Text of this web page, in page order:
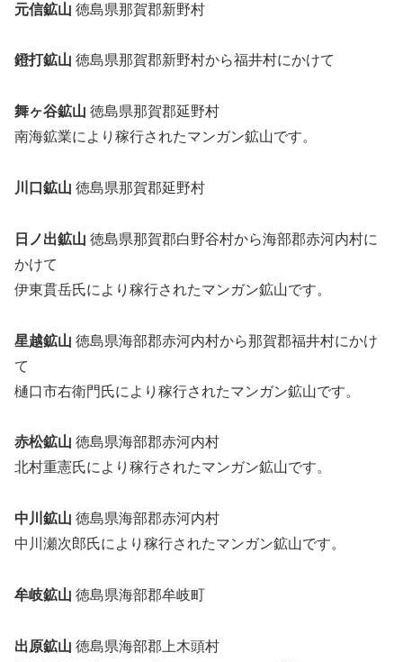
元信鉱山 徳島県那賀郡新野村
鐙打鉱山 徳島県那賀郡新野村から福井村にかけて
舞ヶ谷鉱山 徳島県那賀郡延野村
南海鉱業により稼行されたマンガン鉱山です。
川口鉱山 徳島県那賀郡延野村
日ノ出鉱山 徳島県那賀郡白野谷村から海部郡赤河内村に
かけて
伊東貫岳氏により稼行されたマンガン鉱山です。
星越鉱山 徳島県海部郡赤河内村から那賀郡福井村にかけ
て
樋口市右衛門氏により稼行されたマンガン鉱山です。
赤松鉱山 徳島県海部郡赤河内村
北村重憲氏により稼行されたマンガン鉱山です。
中川鉱山 徳島県海部郡赤河内村
中川瀬次郎氏により稼行されたマンガン鉱山です。
牟岐鉱山 徳島県海部郡牟岐町
出原鉱山 徳島県海部郡上木頭村